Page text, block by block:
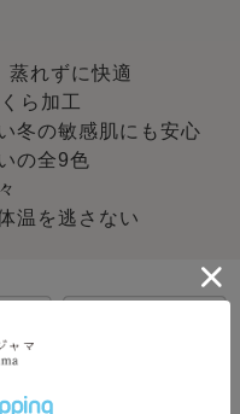
蒸れずに快適
ら加工
冬の敏感肌にも安心
の全9色
温を逃さない